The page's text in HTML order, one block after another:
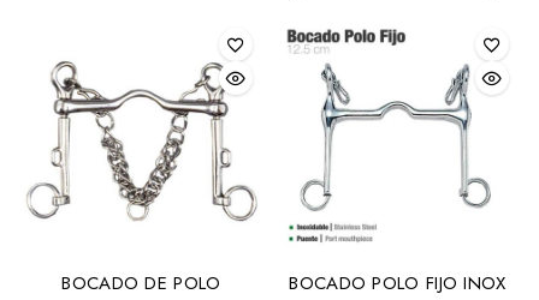
BOCADO DE POLO
BOCADO POLO FIJO INOX